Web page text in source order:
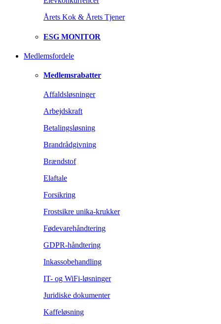
Årets Kok & Årets Tjener
ESG MONITOR
Medlemsfordele
Medlemsrabatter
Affaldsløsninger
Arbejdskraft
Betalingsløsning
Brandrådgivning
Brændstof
Elaftale
Forsikring
Frostsikre unika-krukker
Fødevarehåndtering
GDPR-håndtering
Inkassobehandling
IT- og WiFi-løsninger
Juridiske dokumenter
Kaffeløsning